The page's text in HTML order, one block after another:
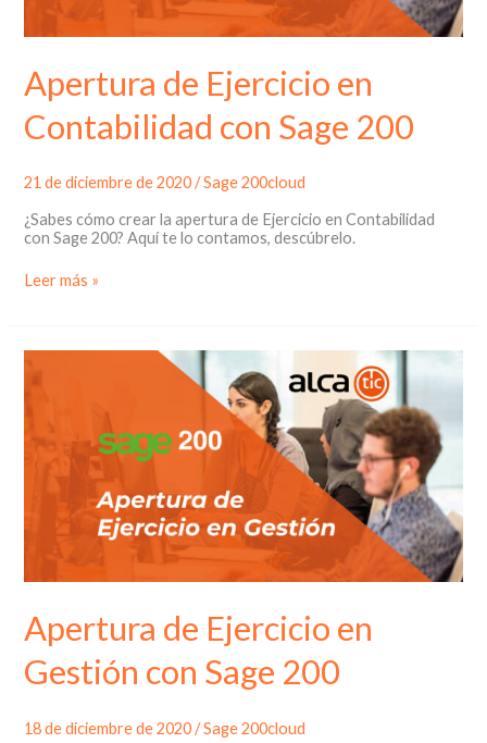
Apertura de Ejercicio en
Contabilidad con Sage 200
21 de diciembre de 2020/Sage 200cloud
¿Sabes cómo crear la apertura de Ejercicio en Contabilidad
con Sage 200? Aquí te lo contamos, descúbrelo.
Apertura
Contabilidad
con
Sage
Leer más »
Apertura de Ejercicio en
Gestión con Sage 200
18 de diciembre de 2020/Sage 200cloud